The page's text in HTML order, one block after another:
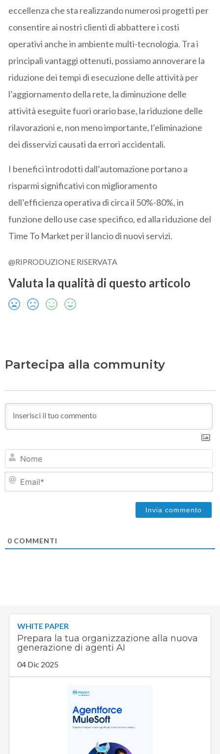
eccellenza che sta realizzando numerosi progetti per
consentire ai nostri clienti di abbattere i costi
operativi anche in ambiente multi-tecnologia. Tra i
principali vantaggi ottenuti, possiamo annoverare la
riduzione dei tempi di esecuzione delle attività per
l’aggiornamento della rete, la diminuzione delle
attività eseguite fuori orario base, la riduzione delle
rilavorazioni e, non meno importante, l’eliminazione
dei disservizi causati da errori accidentali.
I benefici introdotti dall’automazione portano a
risparmi significativi con miglioramento
dell’efficienza operativa di circa il 50%-80%, in
funzione dello use case specifico, ed alla riduzione del
Time To Market per il lancio di nuovi servizi.
@RIPRODUZIONE RISERVATA
Valuta la qualità di questo articolo
Partecipa alla community
0 COMMENTI
WHITE PAPER
Prepara la tua organizzazione alla nuova
generazione di agenti AI
04 Dic 2025